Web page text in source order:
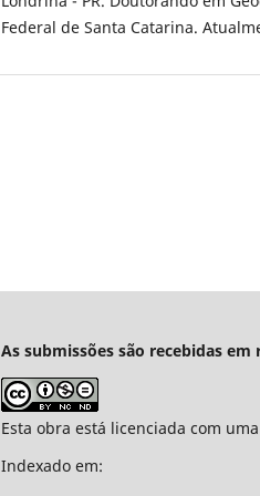
Federal de Santa Catarina.
As submissões são recebidas
Esta obra está licenciada com
Indexado em: